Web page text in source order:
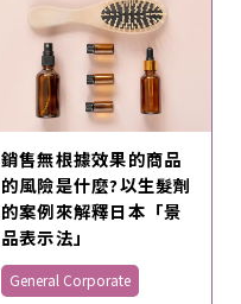
銷售無根據效果的商品
的風險是什麼?以生髮劑
的案例來解釋日本「景
品表示法」
General Corporate